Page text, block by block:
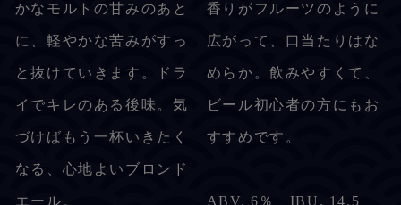
かなモルトの甘みのあと
に、軽やかな苦みがすっ
と抜けていきます。ドラ
イでキレのある後味。気
づけばもう一杯いきたく
なる、心地よいブロンド
エール。
香りがフルーツのように
広がって、口当たりはな
めらか。飲みやすくて、
ビール初心者の方にもお
すすめです。
ABV. 6％ IBU. 14.5